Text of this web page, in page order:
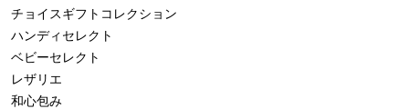
チョイスギフトコレクション
ハンディセレクト
ベビーセレクト
レザリエ
和心包み